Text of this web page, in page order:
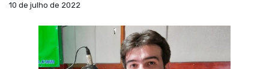
10 de julho de 2022